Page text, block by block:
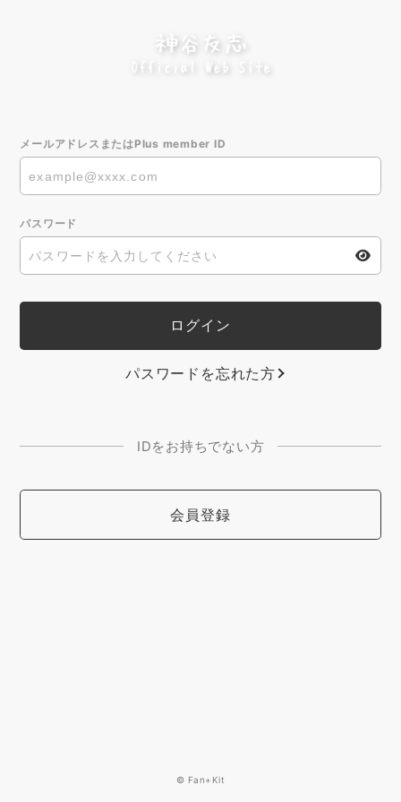
メールアドレスまたはPlus member ID
パスワード
パスワードを忘れた方
IDをお持ちでない方
会員登録
© Fan+Kit